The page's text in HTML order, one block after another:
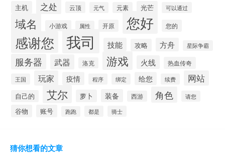
主机 之处 云顶 元气 元素 光芒 可以通过
域名 小游戏 属性 开原 您好 您的
感谢您 我司 技能 攻略 方舟 星际争霸
服务器 武器 洛克 游戏 火线 热血传奇
王国 玩家 疫情 程序 绑定 给您 续费 网站
自己的 艾尔 萝卜 装备 西游 角色 请您
谷物 账号 跑跑 都是 骑士
猜你想看的文章